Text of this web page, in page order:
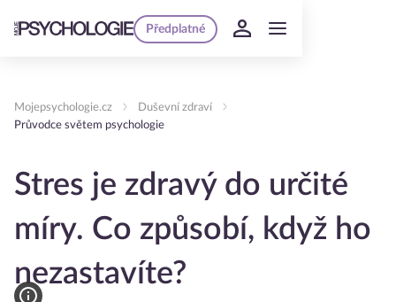
Předplatné
Mojepsychologie.cz
Duševní zdraví
Průvodce světem psychologie
Stres je zdravý do určité
míry. Co způsobí, když ho
nezastavíte?